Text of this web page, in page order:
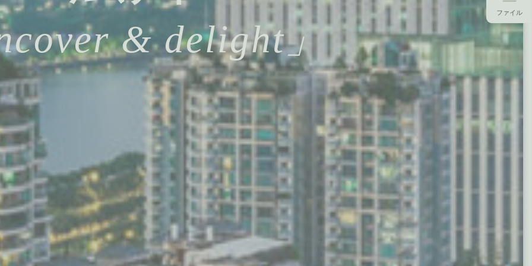
& delight」
ファイル